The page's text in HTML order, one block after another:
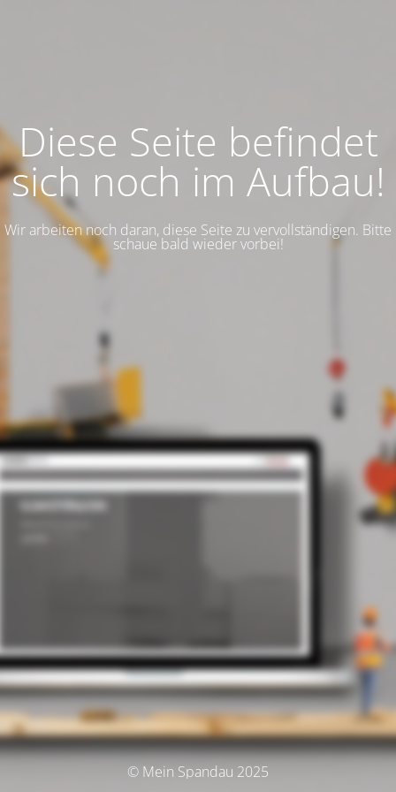
Diese Seite befindet
sich noch im Aufbau!
Wir arbeiten noch daran, diese Seite zu vervollständigen. Bitte
schaue bald wieder vorbei!
© Mein Spandau 2025